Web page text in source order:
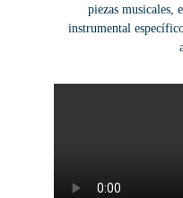
piezas musicales,
instrumental